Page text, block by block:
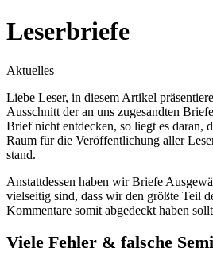
Leserbriefe
Aktuelles
Liebe Leser, in diesem Artikel
Ausschnitt der an uns zugesandten
Brief nicht entdecken, so liegt es daran,
Raum für die Veröffentlichung aller
stand.
Anstattdessen haben wir Briefe
vielseitig sind, dass wir den größte Teil
Kommentare somit abgedeckt haben
Viele Fehler & falsche